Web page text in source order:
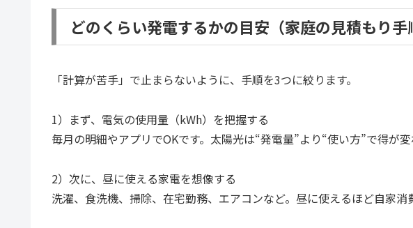
どのくらい発電するかの目安（家庭の見積もり手
「計算が苦手」で止まらないように、手順を3つに絞ります。
1）まず、電気の使用量（kWh）を把握する
毎月の明細やアプリでOKです。太陽光は“発電量”より“使い方”で得が変
2）次に、昼に使える家電を想像する
洗濯、食洗機、掃除、在宅勤務、エアコンなど。昼に使えるほど自家消